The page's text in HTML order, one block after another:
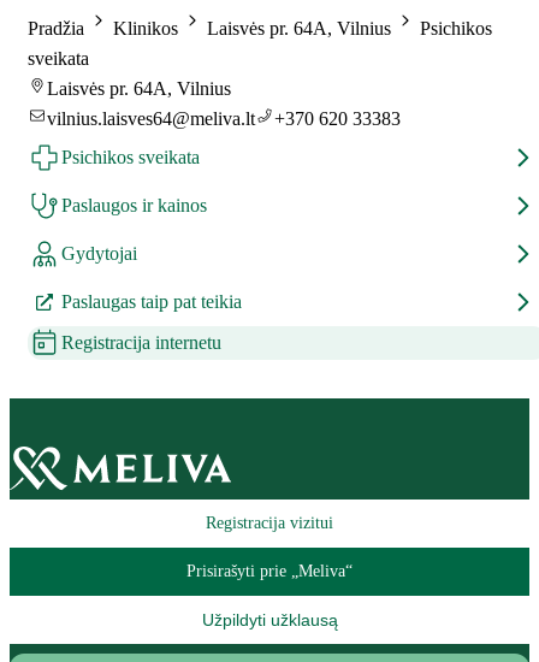
Pradžia Klinikos Laisvės pr. 64A, Vilnius
Psichikos
sveikata
Laisvės pr. 64A, Vilnius
vilnius.laisves64@meliva.lt
+370 620 33383
Psichikos sveikata
Paslaugos ir kainos
Gydytojai
Paslaugas taip pat teikia
Registracija internetu
Registracija vizitui
Prisirašyti prie „Meliva“
Užpildyti užklausą